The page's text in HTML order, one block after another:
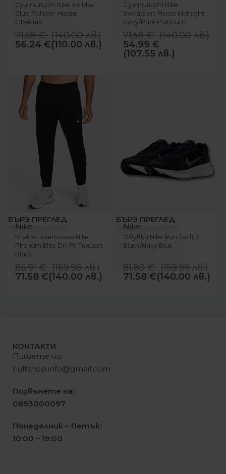
Суитшърт Nike Air Max
Club Pullover Hoodie
Obsidian
71.58€ (140.00лв.)
56.24 €(110.00 лв.)
Суитшърт Nike
Sweatshirt Fleece Midnight
Navy/Pure Platinum
71.58€ (140.00лв.)
54.99 €
(107.55 лв.)
-18%
БЪРЗ ПРЕГЛЕД
Nike
Мъжки панталон Nike
Phenom Elite Dri-Fit Trousers
Black
86.91€ (169.98лв.)
71.58 €(140.00 лв.)
-12%
БЪРЗ ПРЕГЛЕД
Nike
Обувки Nike Run Swift 2
Black/Navy Blue
81.80€ (159.99лв.)
71.58 €(140.00 лв.)
КОНТАКТИ
Пишете ни:
cultshop.info@gmail.com
Позвънете на:
0893000097
Понеделник – Петък:
10:00 – 19:00